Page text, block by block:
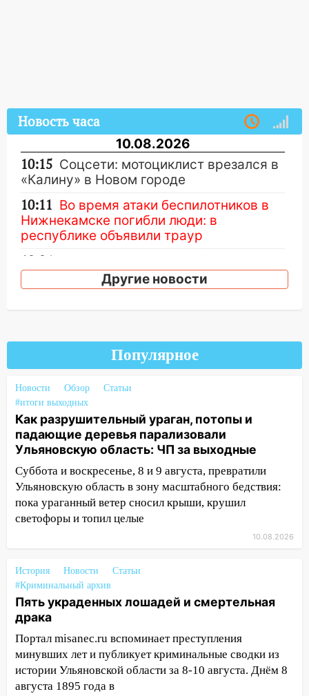
Новость часа
10.08.2026
10:15 Соцсети: мотоциклист врезался в
«Калину» в Новом городе
10:11 Во время атаки беспилотников в
Нижнекамске погибли люди: в
республике объявили траур
10:06
месячной нормы осадков и упало 111
деревьев в Ульяновске
культуры и школы
09:20 Момент падения дерева на
машину в Ульяновске попал на видео
09:16 Утро ульяновских водителей
началось с «глухой» пробки на старом
мосту
09:10 Соцсети: на Московском шоссе в
Ульяновске произошла авария
08:02 В Ульяновске во время
диспансеризации у 26-летнего парня
07:00
Прохладная ночь и ветреный
день: прогноз погоды в Ульяновске 10
августа
06:00
потопы и падающие деревья
парализовали Ульяновскую область: ЧП
за выходные
Другие новости
Популярное
Новости Обзор
Статьи
#итоги выходных
Как разрушительный ураган, потопы и
падающие деревья парализовали
Ульяновскую область: ЧП за выходные
Суббота и воскресенье, 8 и 9 августа, превратили
Ульяновскую область в зону масштабного бедствия:
пока ураганный ветер сносил крыши, крушил
светофоры и топил целые
10.08.2026
История Новости
Статьи
#Криминальный архив
Пять украденных лошадей и смертельная
драка
Портал misanec.ru вспоминает преступления
минувших лет и публикует криминальные сводки из
истории Ульяновской области за 8-10 августа. Днём 8
августа 1895 года в